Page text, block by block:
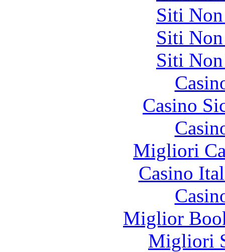
Siti
Siti
Siti
Casino
Migliori
Casino
Miglior
Migliori